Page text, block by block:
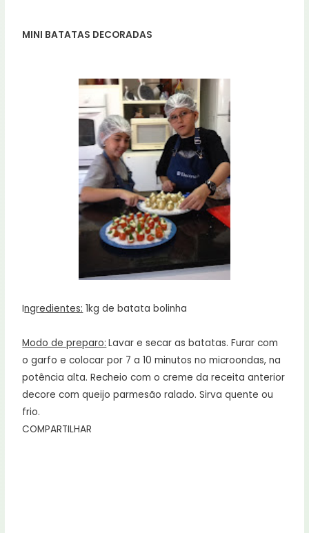
MINI BATATAS DECORADAS
Ingredientes: 1kg de batata bolinha
Modo de preparo: Lavar e secar as batatas. Furar com
o garfo e colocar por 7 a 10 minutos no microondas, na
potência alta. Recheio com o creme da receita anterior
decore com queijo parmesão ralado. Sirva quente ou
frio.
COMPARTILHAR